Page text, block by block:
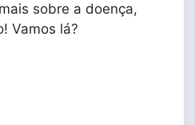
sobre a doença,
Vamos lá?